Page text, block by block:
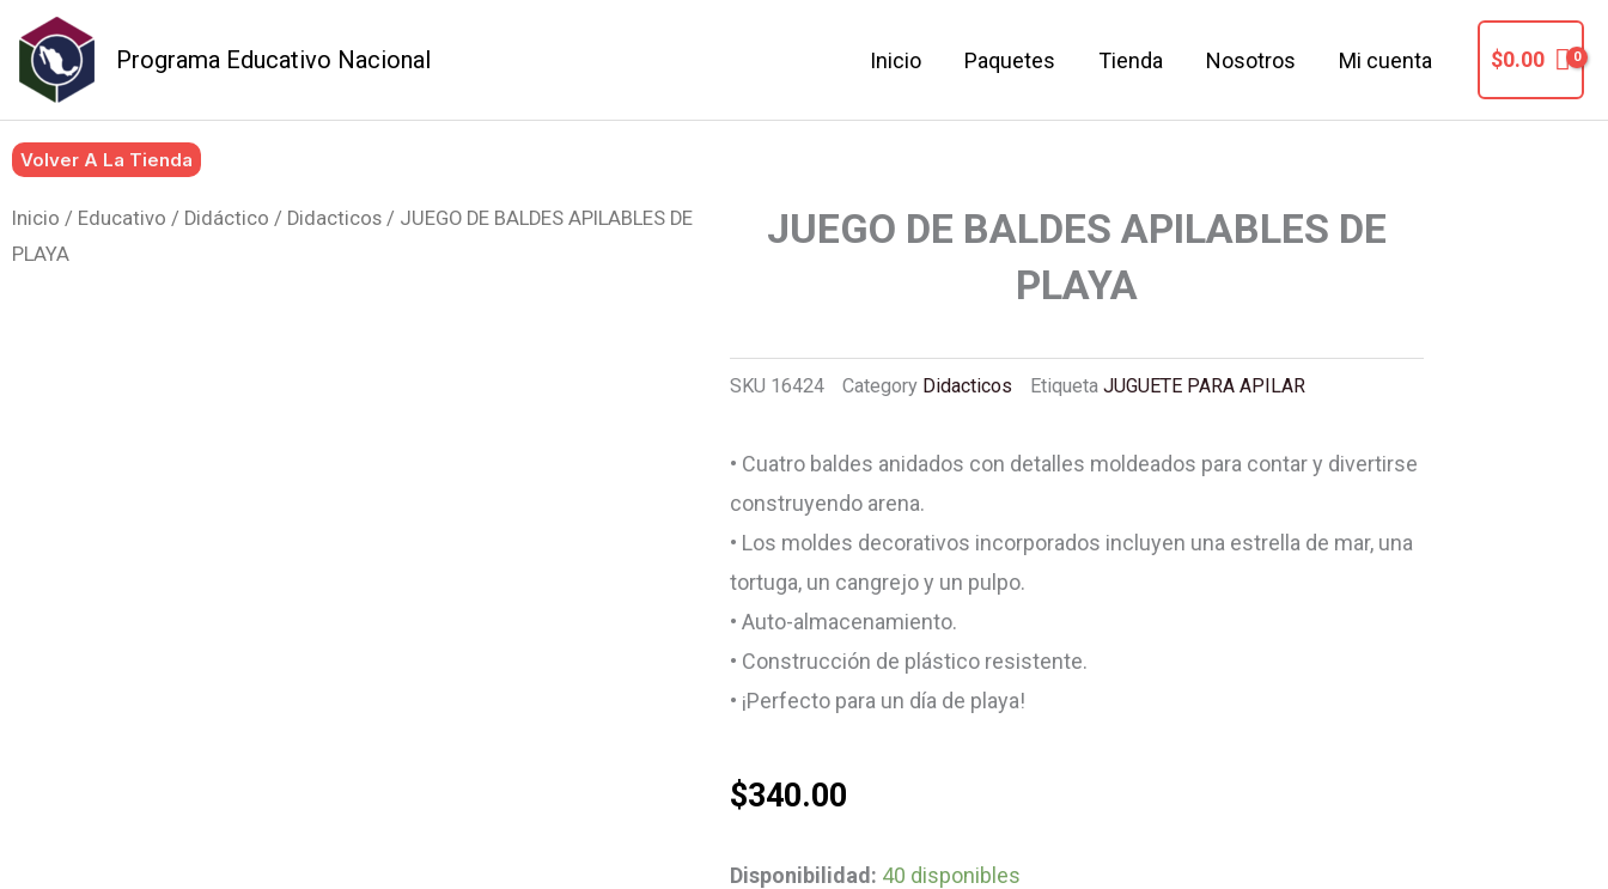
contenido
Programa Educativo Nacional Inicio Paquetes Tienda Nosotros Mi cuenta $0.00
Volver A La Tienda
Inicio / Educativo / Didáctico / Didacticos / JUEGO DE BALDES APILABLES DE
PLAYA
JUEGO DE BALDES APILABLES DE
PLAYA
SKU 16424 Category Didacticos Etiqueta JUGUETE PARA APILAR
• Cuatro baldes anidados con detalles moldeados para contar y divertirse
construyendo arena.
• Los moldes decorativos incorporados incluyen una estrella de mar, una
tortuga, un cangrejo y un pulpo.
• Auto-almacenamiento.
• Construcción de plástico resistente.
• ¡Perfecto para un día de playa!
$340.00
Disponibilidad: 40 disponibles
JUEGO